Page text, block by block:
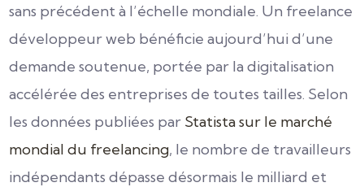
sans précédent à l’échelle mondiale. Un freelance
développeur web bénéficie aujourd’hui d’une
demande soutenue, portée par la digitalisation
accélérée des entreprises de toutes tailles. Selon
les données publiées par Statista sur le marché
mondial du freelancing, le nombre de travailleurs
indépendants dépasse désormais le milliard et